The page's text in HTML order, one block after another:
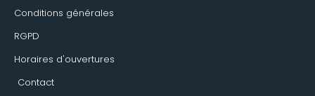
Conditions générales
RGPD
Horaires d'ouvertures
Contact